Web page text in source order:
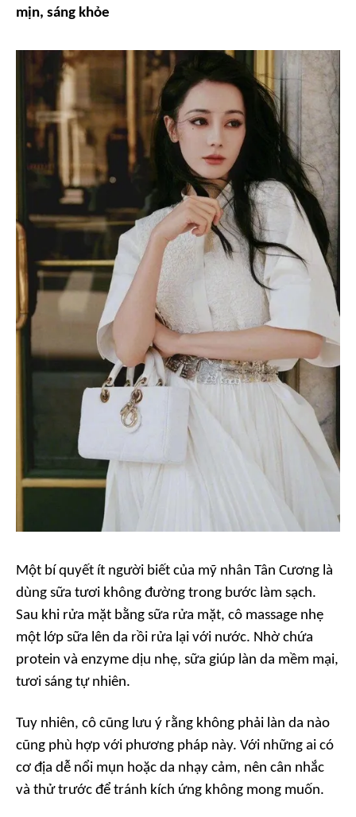
mịn, sáng khỏe
Một bí quyết ít người biết của mỹ nhân Tân Cương là
dùng sữa tươi không đường trong bước làm sạch.
Sau khi rửa mặt bằng sữa rửa mặt, cô massage nhẹ
một lớp sữa lên da rồi rửa lại với nước. Nhờ chứa
protein và enzyme dịu nhẹ, sữa giúp làn da mềm mại,
tươi sáng tự nhiên.
Tuy nhiên, cô cũng lưu ý rằng không phải làn da nào
cũng phù hợp với phương pháp này. Với những ai có
cơ địa dễ nổi mụn hoặc da nhạy cảm, nên cân nhắc
và thử trước để tránh kích ứng không mong muốn.